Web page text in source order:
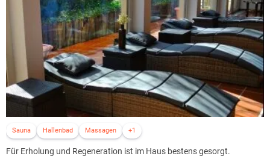
Sauna Hallenbad Massagen +1
Für Erholung und Regeneration ist im Haus bestens gesorgt.